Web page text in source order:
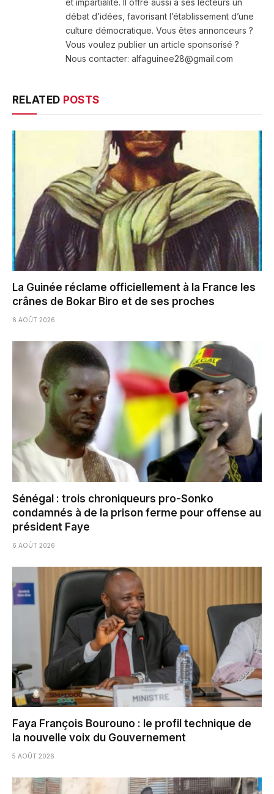
débat d’idées, favorisant l’établissement d’une
culture démocratique. Vous êtes annonceurs ?
Vous voulez publier un article sponsorisé ?
Nous contacter: alfaguinee28@gmail.com
RELATED POSTS
La Guinée réclame officiellement à la France les
crânes de Bokar Biro et de ses proches
6 AOÛT 2026
Sénégal : trois chroniqueurs pro-Sonko
condamnés à de la prison ferme pour offense au
président Faye
6 AOÛT 2026
Faya François Bourouno : le profil technique de
la nouvelle voix du Gouvernement
5 AOÛT 2026